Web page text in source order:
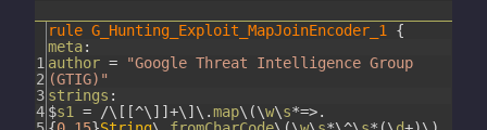
1
2
3
4
rule G_Hunting_Exploit_MapJoinEncoder_1
{
meta:
author =
"Google Threat Intelligence Group
(GTIG)"
strings :
$s1 = /\ [ [^\ ] ] +\ ] \ .map\ (\w\s*=>.